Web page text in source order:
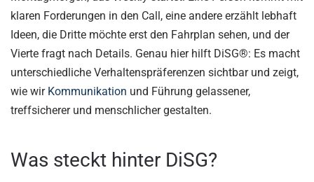
klaren Forderungen in den Call, eine andere erzählt lebhaft
Ideen, die Dritte möchte erst den Fahrplan sehen, und der
Vierte fragt nach Details. Genau hier hilft DiSG®: Es macht
unterschiedliche Verhaltenspräferenzen sichtbar und zeigt,
wie wir Kommunikation und Führung gelassener,
treffsicherer und menschlicher gestalten.
Was steckt hinter DiSG?